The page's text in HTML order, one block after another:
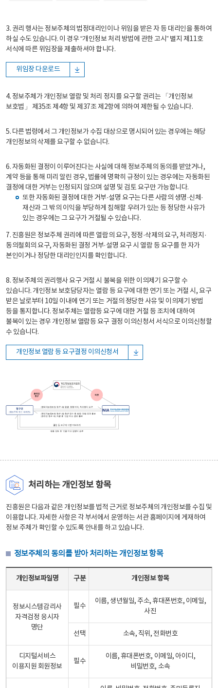
3. 권리 행사는 정보주체의 법정대리인이나 위임을 받은 자 등 대리인을 통하여
하실 수도 있습니다. 이 경우 “개인정보 처리 방법에 관한 고시” 별지 제11호
서식에 따른 위임장을 제출하셔야 합니다.
위임장 다운로드
4. 정보주체가 개인정보 열람 및 처리 정지를 요구할 권리는 「개인정보
보호법」 제35조 제4항 및 제37조 제2항에 의하여 제한될 수 있습니다.
5. 다른 법령에서 그 개인정보가 수집 대상으로 명시되어 있는 경우에는 해당
개인정보의 삭제를 요구할 수 없습니다.
6. 자동화된 결정이 이루어진다는 사실에 대해 정보주체의 동의를 받았거나,
계약 등을 통해 미리 알린 경우, 법률에 명확히 규정이 있는 경우에는 자동화된
결정에 대한 거부는 인정되지 않으며 설명 및 검토 요구만 가능합니다.
또한 자동화된 결정에 대한 거부·설명 요구는 다른 사람의 생명·신체·
재산과 그 밖의 이익을 부당하게 침해할 우려가 있는 등 정당한 사유가
있는 경우에는 그 요구가 거절될 수 있습니다.
7. 진흥원은 정보주체 권리에 따른 열람의 요구, 정정·삭제의 요구, 처리정지·
동의철회의 요구, 자동화된 결정 거부·설명 요구 시 열람 등 요구를 한 자가
본인이거나 정당한 대리인인지를 확인합니다.
8. 정보주체의 권리행사 요구 거절 시 불복을 위한 이의제기 요구할 수
있습니다. 개인정보 보호담당자는 열람 등 요구에 대한 연기 또는 거절 시, 요구
받은 날로부터 10일 이내에 연기 또는 거절의 정당한 사유 및 이의제기 방법
등을 통지합니다. 정보주체는 열람등 요구에 대한 거절 등 조치에 대하여
불복이 있는 경우 개인정보 열람등 요구 결정 이의신청서 서식으로 이의신청할
수 있습니다.
개인정보 열람 등 요구결정 이의신청서
처리하는 개인정보 항목
진흥원은 다음과 같은 개인정보를 법적 근거로 정보주체의 개인정보를 수집 및
이용합니다. 자세한 사항은 각 부서에서 운영하는 서관 홈페이지에 게재하여
정보 주체가 확인할 수 있도록 안내를 하고 있습니다.
정보주체의 동의를 받아 처리하는 개인정보 항목
개인정보파일명 구분 개인정보 항목
정보시스템감리사
자격검정 응시자
명단
필수
이름, 생년월일, 주소, 휴대폰번호, 이메일,
사진
선택 소속, 직위, 전화번호
디지털서비스
이용지원 회원정보
필수
이름, 휴대폰번호, 이메일, 아이디,
비밀번호, 소속